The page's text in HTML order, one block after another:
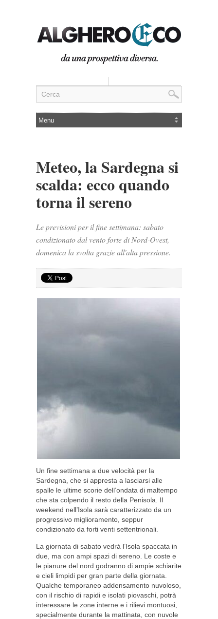
Meteo, la Sardegna si
scalda: ecco quando
torna il sereno
Le previsioni per il fine settimana: sabato
condizionato dal vento forte di Nord-Ovest,
domenica la svolta grazie all'alta pressione.
Un fine settimana a due velocità per la
Sardegna, che si appresta a lasciarsi alle
spalle le ultime scorie dell’ondata di maltempo
che sta colpendo il resto della Penisola. Il
weekend nell’Isola sarà caratterizzato da un
progressivo miglioramento, seppur
condizionato da forti venti settentrionali.
La giornata di sabato vedrà l’Isola spaccata in
due, ma con ampi spazi di sereno. Le coste e
le pianure del nord godranno di ampie schiarite
e cieli limpidi per gran parte della giornata.
Qualche temporaneo addensamento nuvoloso,
con il rischio di rapidi e isolati piovaschi, potrà
interessare le zone interne e i rilievi montuosi,
specialmente durante la mattinata, con nuvole